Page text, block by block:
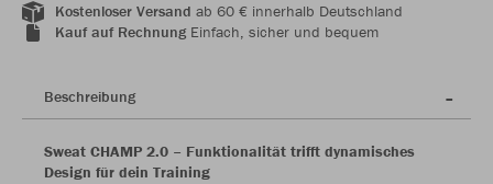
Kostenloser Versand ab 60 € innerhalb Deutschland
Kauf auf RechnungEinfach, sicher und bequem
Beschreibung
Sweat CHAMP 2.0 – Funktionalität trifft dynamisches
Design für dein Training